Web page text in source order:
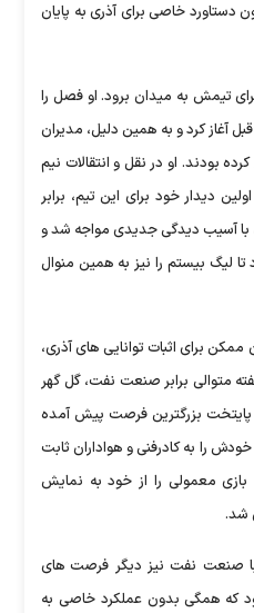
دستاورد خاصی برای آذری به پایان
تیمش به میدان برود. او فصل را
آغاز کرد و به همین دلیل، مدیران
بودند. او در نقل و انتقالات نیم
دیدار خود برای این تیم، برابر
با آسیب دیدگی جدیدی مواجه شد و
تا لیگ بیستم را نیز به همین منوال
برای اثبات توانایی های آذری،
متوالی برابر صنعت نفت، گل گهر
بزرگترین فرصت پیش آمده
خودش را به کادرفنی و هواداران ثابت
بازی معمولی را از خود به نمایش
صنعت نفت نیز دیگر فرصت های
که همگی بدون عملکرد خاصی به